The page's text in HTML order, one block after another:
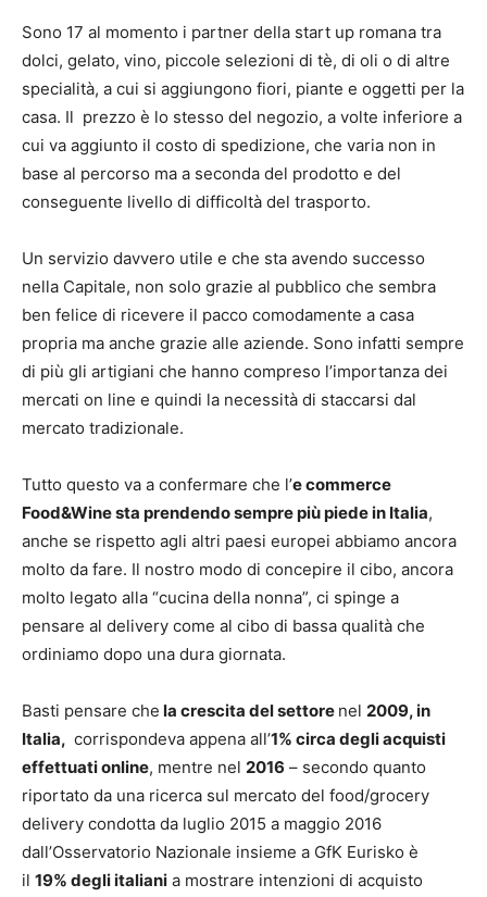
Sono 17 al momento i partner della start up romana tra
dolci, gelato, vino, piccole selezioni di tè, di oli o di altre
specialità, a cui si aggiungono fiori, piante e oggetti per la
casa. Il prezzo è lo stesso del negozio, a volte inferiore a
cui va aggiunto il costo di spedizione, che varia non in
base al percorso ma a seconda del prodotto e del
conseguente livello di difficoltà del trasporto.
Un servizio davvero utile e che sta avendo successo
nella Capitale, non solo grazie al pubblico che sembra
ben felice di ricevere il pacco comodamente a casa
propria ma anche grazie alle aziende. Sono infatti sempre
di più gli artigiani che hanno compreso l’importanza dei
mercati on line e quindi la necessità di staccarsi dal
mercato tradizionale.
Tutto questo va a confermare che l’e commerce
Food&Wine sta prendendo sempre più piede in Italia,
anche se rispetto agli altri paesi europei abbiamo ancora
molto da fare. Il nostro modo di concepire il cibo, ancora
molto legato alla “cucina della nonna”, ci spinge a
pensare al delivery come al cibo di bassa qualità che
ordiniamo dopo una dura giornata.
Basti pensare che la crescita del settore nel 2009, in
Italia, corrispondeva appena all’1% circa degli acquisti
effettuati online, mentre nel 2016 – secondo quanto
riportato da una ricerca sul mercato del food/grocery
delivery condotta da luglio 2015 a maggio 2016
dall’Osservatorio Nazionale insieme a GfK Eurisko è
il 19% degli italiani a mostrare intenzioni di acquisto